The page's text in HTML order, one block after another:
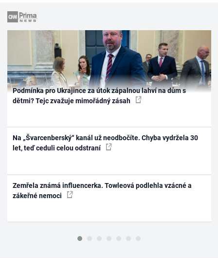
Podmínka pro Ukrajince za útok zápalnou lahví na dům s
dětmi? Tejc zvažuje mimořádný zásah
Na „Švarcenberský“ kanál už neodbočíte. Chyba vydržela 30
let, teď ceduli celou odstraní
Zemřela známá influencerka. Towleová podlehla vzácné a
zákeřné nemoci